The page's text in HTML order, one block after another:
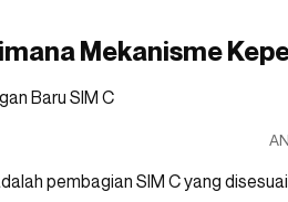
Mekanisme
pembagian SIM C yang